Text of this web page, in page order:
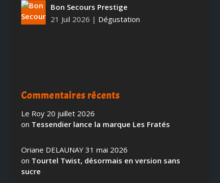
Bon Secours Prestige
21 Juil 2026 | Dégustation
Commentaires récents
Le Roy 20 juillet 2026
on Tessendier lance la marque Les Fratés
Oriane DELAUNAY 31 mai 2026
on Tourtel Twist, désormais en version sans
sucre